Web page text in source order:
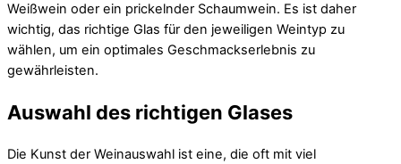
Weißwein oder ein prickelnder Schaumwein. Es ist daher
wichtig, das richtige Glas für den jeweiligen Weintyp zu
wählen, um ein optimales Geschmackserlebnis zu
gewährleisten.
Auswahl des richtigen Glases
Die Kunst der Weinauswahl ist eine, die oft mit viel